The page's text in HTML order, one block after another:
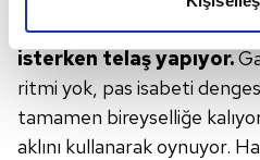
elimizden gelen çabayı
kalemimiz olduğunu sizlere
Her halükârda, kullanıcılar, bu
takdirde, kullanıcılara hedefli
koyamıyor.Genç
isterken telaş yapıyor.
ritmi yok, pas isabeti
tamamen bireyselliğe
aklını kullanarak oynuyor.